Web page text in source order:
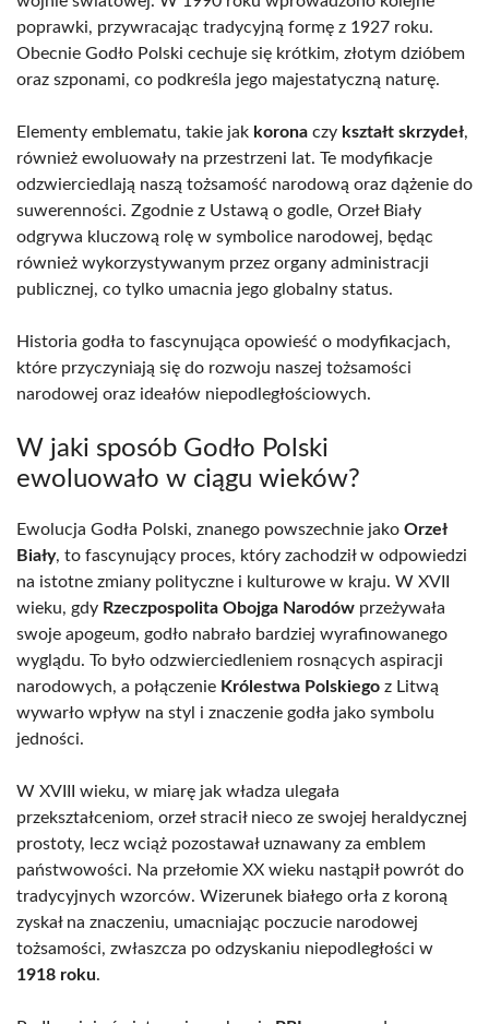
poprawki, przywracając tradycyjną formę z 1927 roku.
Obecnie Godło Polski cechuje się krótkim, złotym dzióbem
oraz szponami, co podkreśla jego majestatyczną naturę.
Elementy emblematu, takie jak korona czy kształt skrzydeł,
również ewoluowały na przestrzeni lat. Te modyfikacje
odzwierciedlają naszą tożsamość narodową oraz dążenie do
suwerenności. Zgodnie z Ustawą o godle, Orzeł Biały
odgrywa kluczową rolę w symbolice narodowej, będąc
również wykorzystywanym przez organy administracji
publicznej, co tylko umacnia jego globalny status.
Historia godła to fascynująca opowieść o modyfikacjach,
które przyczyniają się do rozwoju naszej tożsamości
narodowej oraz ideałów niepodległościowych.
W jaki sposób Godło Polski
ewoluowało w ciągu wieków?
Ewolucja Godła Polski, znanego powszechnie jako Orzeł
Biały, to fascynujący proces, który zachodził w odpowiedzi
na istotne zmiany polityczne i kulturowe w kraju. W XVII
wieku, gdy Rzeczpospolita Obojga Narodów przeżywała
swoje apogeum, godło nabrało bardziej wyrafinowanego
wyglądu. To było odzwierciedleniem rosnących aspiracji
narodowych, a połączenie Królestwa Polskiego z Litwą
wywarło wpływ na styl i znaczenie godła jako symbolu
jedności.
W XVIII wieku, w miarę jak władza ulegała
przekształceniom, orzeł stracił nieco ze swojej heraldycznej
prostoty, lecz wciąż pozostawał uznawany za emblem
państwowości. Na przełomie XX wieku nastąpił powrót do
tradycyjnych wzorców. Wizerunek białego orła z koroną
zyskał na znaczeniu, umacniając poczucie narodowej
tożsamości, zwłaszcza po odzyskaniu niepodległości w
1918 roku.